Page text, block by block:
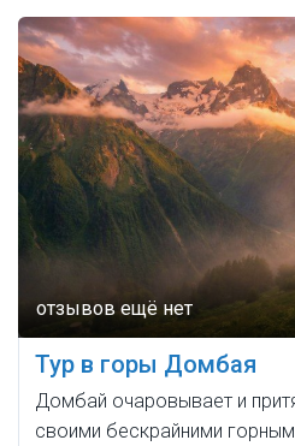
Тур в горы Домбая
Домбай очаровывает и
своими бескрайними